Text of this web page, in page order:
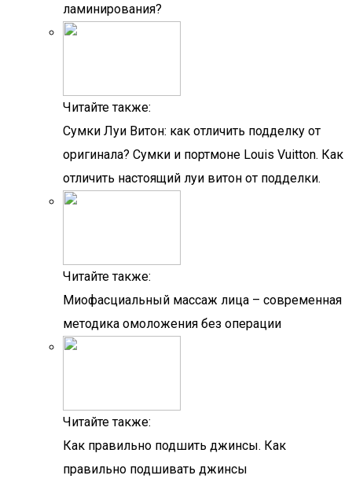
ламинирования?
Читайте также:
Сумки Луи Витон: как отличить подделку от
оригинала? Сумки и портмоне Louis Vuitton. Как
отличить настоящий луи витон от подделки.
Читайте также:
Миофасциальный массаж лица – современная
методика омоложения без операции
Читайте также:
Как правильно подшить джинсы. Как
правильно подшивать джинсы